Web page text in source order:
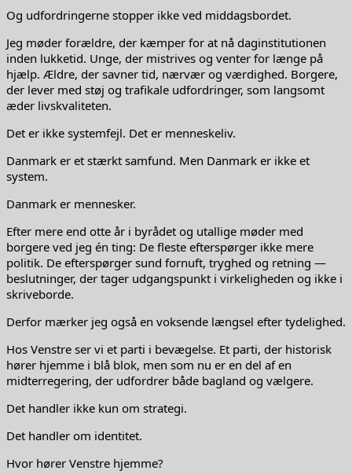
Og udfordringerne stopper ikke ved middagsbordet.
Jeg møder forældre, der kæmper for at nå daginstitutionen
inden lukketid. Unge, der mistrives og venter for længe på
hjælp. Ældre, der savner tid, nærvær og værdighed. Borgere,
der lever med støj og trafikale udfordringer, som langsomt
æder livskvaliteten.
Det er ikke systemfejl. Det er menneskeliv.
Danmark er et stærkt samfund. Men Danmark er ikke et
system.
Danmark er mennesker.
Efter mere end otte år i byrådet og utallige møder med
borgere ved jeg én ting: De fleste efterspørger ikke mere
politik. De efterspørger sund fornuft, tryghed og retning —
beslutninger, der tager udgangspunkt i virkeligheden og ikke i
skriveborde.
Derfor mærker jeg også en voksende længsel efter tydelighed.
Hos Venstre ser vi et parti i bevægelse. Et parti, der historisk
hører hjemme i blå blok, men som nu er en del af en
midterregering, der udfordrer både bagland og vælgere.
Det handler ikke kun om strategi.
Det handler om identitet.
Hvor hører Venstre hjemme?